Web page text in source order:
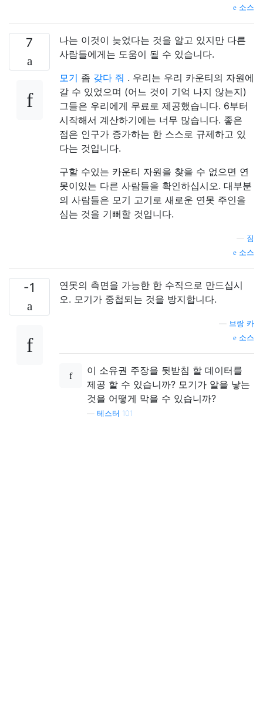
소스
7
나는 이것이 늦었다는 것을 알고 있지만 다른
사람들에게는 도움이 될 수 있습니다.
모기 좀 갖다 줘 . 우리는 우리 카운티의 자원에
갈 수 있었으며 (어느 것이 기억 나지 않는지)
그들은 우리에게 무료로 제공했습니다. 6부터
시작해서 계산하기에는 너무 많습니다. 좋은
점은 인구가 증가하는 한 스스로 규제하고 있
다는 것입니다.
구할 수있는 카운티 자원을 찾을 수 없으면 연
못이있는 다른 사람들을 확인하십시오. 대부분
의 사람들은 모기 고기로 새로운 연못 주인을
심는 것을 기뻐할 것입니다.
짐
소스
-1
연못의 측면을 가능한 한 수직으로 만드십시
오. 모기가 중첩되는 것을 방지합니다.
브랑 카
소스
이 소유권 주장을 뒷받침 할 데이터를
제공 할 수 있습니까? 모기가 알을 낳는
것을 어떻게 막을 수 있습니까?
테스터 101